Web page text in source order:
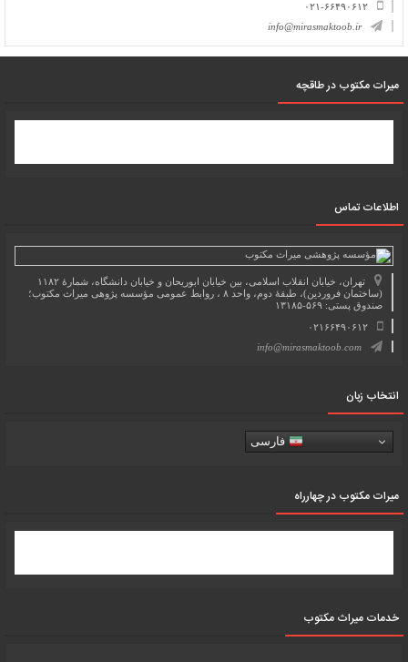
۰۲۱-۶۶۴۹۰۶۱۲
info@mirasmaktoob.ir
میرات مکتوب در طاقچه
اطلاعات تماس
تهران، خیابان انقلاب اسلامی، بین خیابان ابوریحان و خیابان دانشگاه، شمارۀ ۱۱۸۲
(ساختمان فروردین)، طبقۀ دوم، واحد ۸ ، روابط عمومی مؤسسه پژوهی میراث مکتوب؛
صندوق پستی: ۵۶۹-۱۳۱۸۵
۰۲۱۶۶۴۹۰۶۱۲
info@mirasmaktoob.com
انتخاب زبان
فارسی
میرات مکتوب در چهارراه
خدمات میراث مکتوب